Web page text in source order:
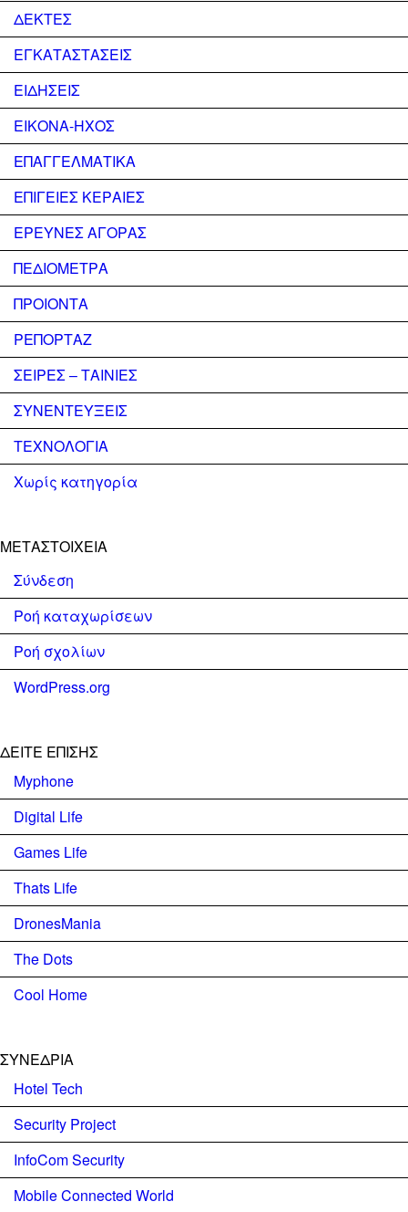
ΔΕΚΤΕΣ
ΕΓΚΑΤΑΣΤΑΣΕΙΣ
ΕΙΔΗΣΕΙΣ
ΕΙΚΟΝΑ-ΗΧΟΣ
ΕΠΑΓΓΕΛΜΑΤΙΚΑ
ΕΠΙΓΕΙΕΣ ΚΕΡΑΙΕΣ
ΕΡΕΥΝΕΣ ΑΓΟΡΑΣ
ΠΕΔΙΟΜΕΤΡΑ
ΠΡΟΙΟΝΤΑ
ΡΕΠΟΡΤΑΖ
ΣΕΙΡΕΣ – ΤΑΙΝΙΕΣ
ΣΥΝΕΝΤΕΥΞΕΙΣ
ΤΕΧΝΟΛΟΓΙΑ
Χωρίς κατηγορία
ΜΕΤΑΣΤΟΙΧΕΊΑ
Σύνδεση
Ροή καταχωρίσεων
Ροή σχολίων
WordPress.org
ΔΕΊΤΕ ΕΠΊΣΗΣ
Myphone
Digital Life
Games Life
Thats Life
DronesMania
The Dots
Cool Home
ΣΥΝΕΔΡΙΑ
Hotel Tech
Security Project
InfoCom Security
Mobile Connected World